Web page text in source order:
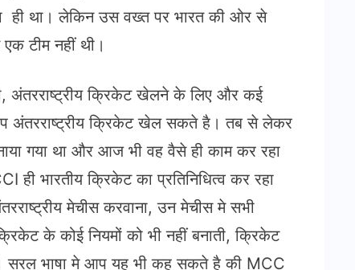
ही था। लेकिन उस वख्त पर भारत की ओर से
टीम नहीं थी।
अंतरराष्ट्रीय क्रिकेट खेलने के लिए और कई
अंतरराष्ट्रीय क्रिकेट खेल सकते है। तब से लेकर
गया था और आज भी वह वैसे ही काम कर रहा
भारतीय क्रिकेट का प्रतिनिधित्व कर रहा
मेचीस करवाना, उन मेचीस मे सभी
के कोई नियमों को भी नहीं बनाती, क्रिकेट
सरल भाषा मे आप यह भी कह सकते है की MCC